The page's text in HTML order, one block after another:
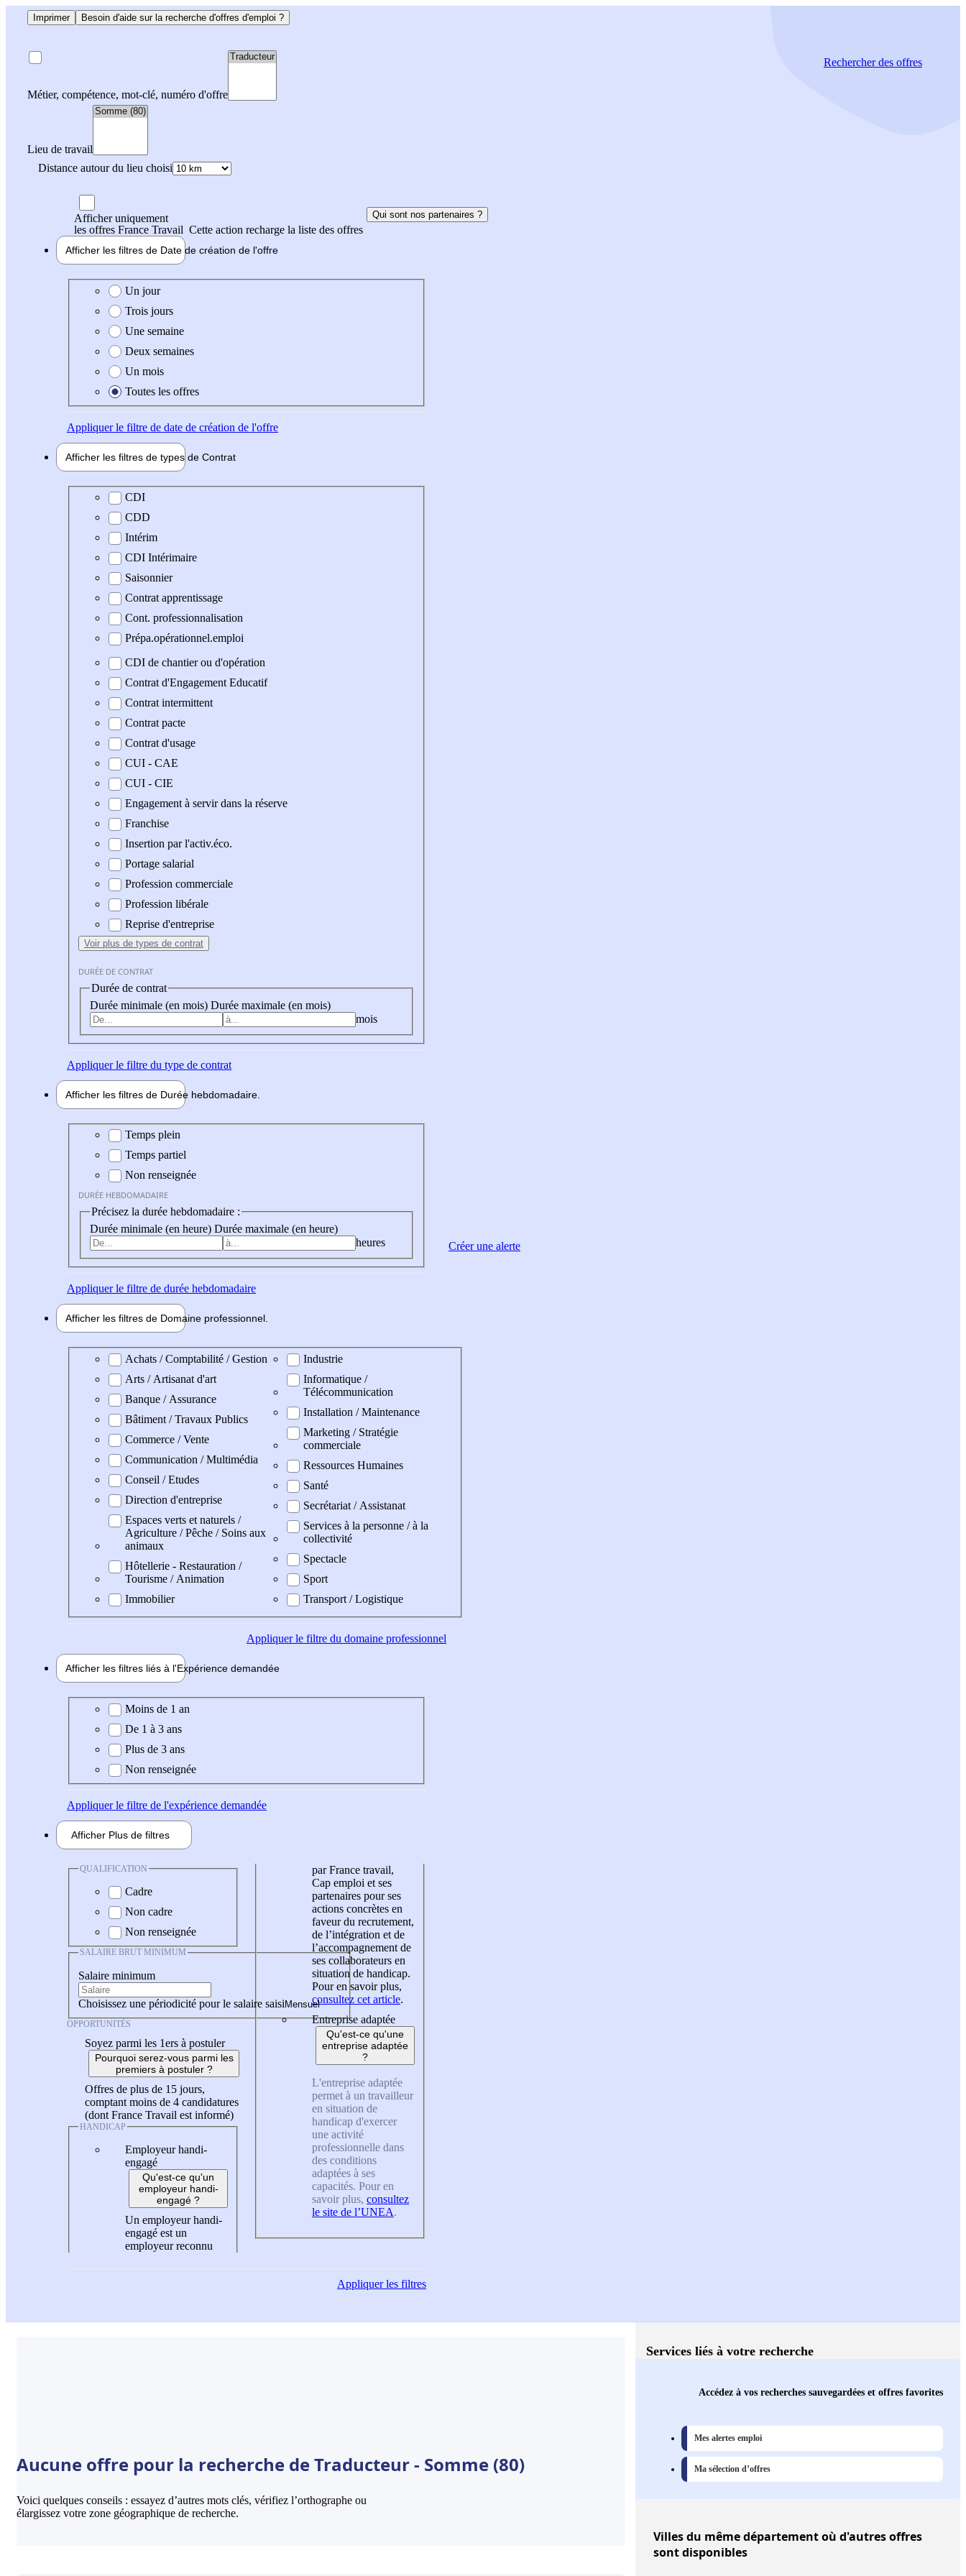
Imprimer Besoin d'aide sur la recherche d'offres d'emploi ?
Métier, compétence, mot-clé, numéro d'offre
Lieu de travail
Distance autour du lieu choisi
Rechercherdes offres
Afficher uniquement
les offres France Travail Cette action recharge la liste des offres
Qui sont nos partenaires ?
Afficher les filtres de Date de création de l'offre
Date de création de l'offre
Un jour
Trois jours
Une semaine
Deux semaines
Un mois
Toutes les offres
Appliquerle filtre de date de création de l'offre
Afficher les filtres de types de Contrat
Type de contrat
CDI
CDD
Intérim
CDI Intérimaire
Saisonnier
Contrat apprentissage
Cont. professionnalisation
Prépa.opérationnel.emploi
CDI de chantier ou d'opération
Contrat d'Engagement Educatif
Contrat intermittent
Contrat pacte
Contrat d'usage
CUI - CAE
CUI - CIE
Engagement à servir dans la réserve
Franchise
Insertion par l'activ.éco.
Portage salarial
Profession commerciale
Profession libérale
Reprise d'entreprise
Voir plus de types de contrat
DURÉE DE CONTRAT
Durée de contrat
Durée minimale (en mois) Durée maximale (en mois)
mois
Appliquerle filtre du type de contrat
Afficher les filtres de Durée hebdomadaire
Durée hebdomadaire
Temps plein
Temps partiel
Non renseignée
DURÉE HEBDOMADAIRE
Précisez la durée hebdomadaire :
Durée minimale (en heure) Durée maximale (en heure)
heures
Appliquerle filtre de durée hebdomadaire
Afficher les filtres de Domaine professionnel
Domaine professionel
Achats / Comptabilité / Gestion
Arts / Artisanat d'art
Banque / Assurance
Bâtiment / Travaux Publics
Commerce / Vente
Communication / Multimédia
Conseil / Etudes
Direction d'entreprise
Espaces verts et naturels /
Agriculture / Pêche / Soins aux
animaux
Hôtellerie - Restauration /
Tourisme / Animation
Immobilier
Industrie
Informatique /
Télécommunication
Installation / Maintenance
Marketing / Stratégie
commerciale
Ressources Humaines
Santé
Secrétariat / Assistanat
Services à la personne / à la
collectivité
Spectacle
Sport
Transport / Logistique
Appliquerle filtre du domaine professionnel
Afficher les filtres liés à l'Expérience demandée
Expérience demandée
Moins de 1 an
De 1 à 3 ans
Plus de 3 ans
Non renseignée
Appliquerle filtre de l'expérience demandée
Afficher Plus de filtres
QUALIFICATION
Cadre
Non cadre
Non renseignée
SALAIRE BRUT MINIMUM
Salaire minimum
Choisissez une périodicité pour le salaire saisi
OPPORTUNITÉS
Soyez parmi les 1ers à postuler
Pourquoi serez-vous parmi les
premiers à postuler ?
Offres de plus de 15 jours,
comptant moins de 4 candidatures
(dont France Travail est informé)
HANDICAP
Employeur handi-
engagé
Qu'est-ce qu'un
employeur handi-
engagé ?
Un employeur handi-
engagé est un
employeur reconnu
par France travail,
Cap emploi et ses
partenaires pour ses
actions concrètes en
faveur du recrutement,
de l’intégration et de
l’accompagnement de
ses collaborateurs en
situation de handicap.
Pour en savoir plus,
consultez cet article.
Entreprise adaptée
Qu'est-ce qu'une
entreprise adaptée
?
L'entreprise adaptée
permet à un travailleur
en situation de
handicap d'exercer
une activité
professionnelle dans
des conditions
adaptées à ses
capacités. Pour en
savoir plus, consultez
le site de l’UNEA.
Appliquerles filtres
Créer une alerte
Aucune offre pour la recherche de Traducteur - Somme (80)
Voici quelques conseils : essayez d’autres mots clés, vérifiez l’orthographe ou
élargissez votre zone géographique de recherche.
Services liés à votre recherche
Accédez à vos recherches sauvegardées et offres favorites
Mes alertes emploi
Ma sélection d’offres
Villesdu même département où d'autres offres
sont disponibles